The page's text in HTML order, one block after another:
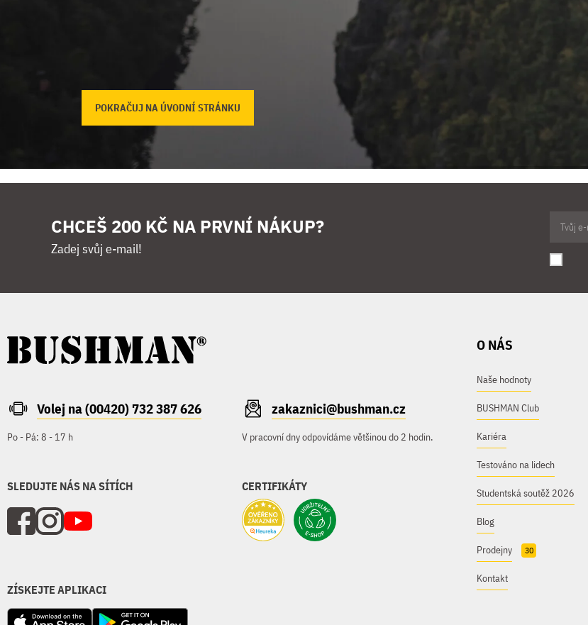
POKRAČUJ NA ÚVODNÍ STRÁNKU
CHCEŠ 200 KČ NA PRVNÍ NÁKUP?
Zadej svůj e-mail!
Volej na (00420) 732 387 626
Po - Pá: 8 - 17 h
zakaznici@bushman.cz
V pracovní dny odpovídáme většinou do 2 hodin.
SLEDUJTE NÁS NA SÍTÍCH CERTIFIKÁTY
ZÍSKEJTE APLIKACI
O NÁS
Naše hodnoty
BUSHMAN Club
Kariéra
Testováno na lidech
Studentská soutěž 2026
Blog
Prodejny 30
Kontakt